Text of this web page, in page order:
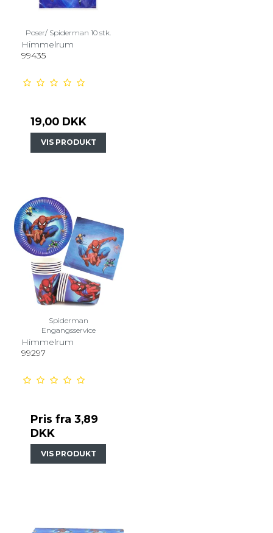
Poser/ Spiderman 10 stk.
Himmelrum
99435
19,00 DKK
VIS PRODUKT
Spiderman
Engangsservice
Himmelrum
99297
Pris fra 3,89
DKK
VIS PRODUKT